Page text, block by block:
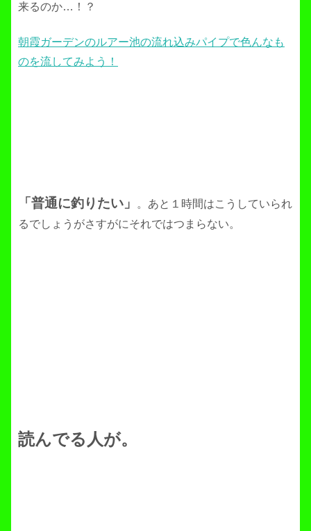
来るのか…！？
朝霞ガーデンのルアー池の流れ込みパイプで色んなも
のを流してみよう！
「普通に釣りたい」
。あと１時間はこうしていられ
るでしょうがさすがにそれではつまらない。
読んでる人が。